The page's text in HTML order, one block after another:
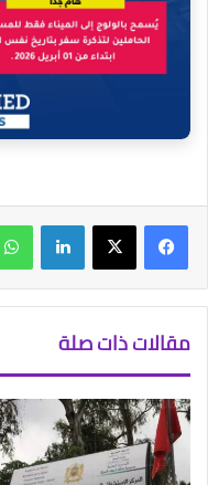
فيسبوك‫X
مقالات ذات صلة